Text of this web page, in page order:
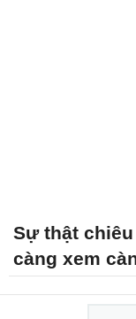
Sự thật
càng xem